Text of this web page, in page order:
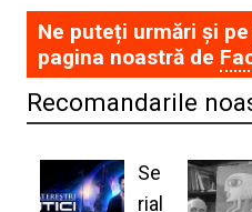
Ne puteți urmări și pe
pagina noastră de
Recomandarile
Se
rial